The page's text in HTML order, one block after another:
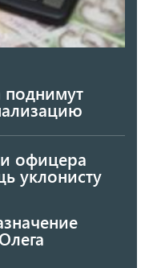
поднимут
офицера
уклонисту